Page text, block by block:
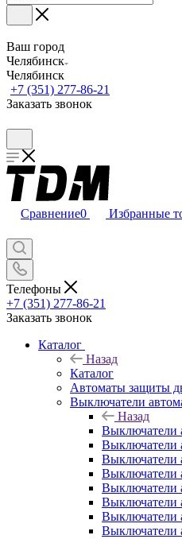
Ваш город
Челябинск
Челябинск
+7 (351) 277-86-21
Заказать звонок
Сравнение0 Избранные
Телефоны
+7 (351) 277-86-21
Заказать звонок
Каталог
Назад
Каталог
Автоматы защиты
Выключатели
Назад
Выключатели
Выключатели
Выключатели
Выключатели
Выключатели
Выключатели
Выключатели
Выключатели